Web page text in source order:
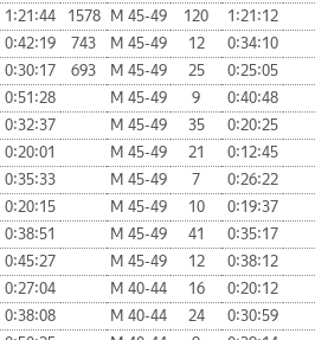
1:21:44 1578 М 45-49 120
1:21:12
0:42:19 743 М 45-49 12
0:34:10
0:30:17 693 М 45-49 25
0:25:05
0:51:28 М 45-49 9
0:40:48
0:32:37 М 45-49 35
0:20:25
0:20:01 М 45-49 21
0:12:45
0:35:33 М 45-49 7
0:26:22
0:20:15 М 45-49 10
0:19:37
0:38:51 М 45-49 41
0:35:17
0:45:27 М 45-49 12
0:38:12
0:27:04 М 40-44 16
0:20:12
0:38:08 М 40-44 24
0:30:59